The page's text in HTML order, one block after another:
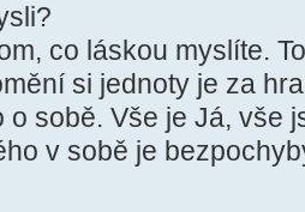
co láskou myslíte.
si jednoty je za
o sobě. Vše je Já, vše
v sobě je